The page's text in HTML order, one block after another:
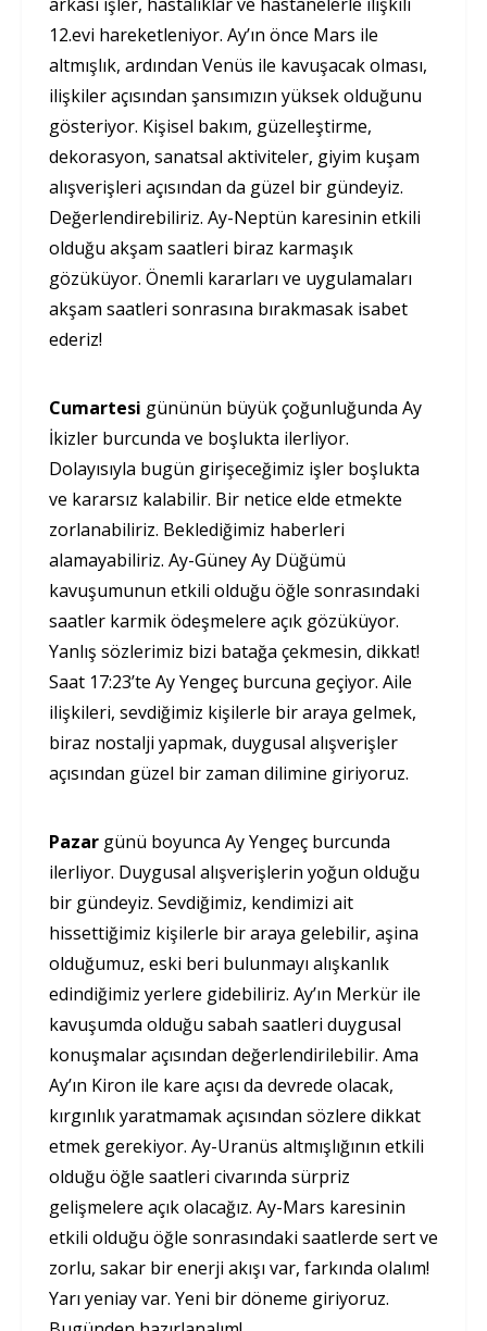
arkası işler, hastalıklar ve hastanelerle ilişkili
12.evi hareketleniyor. Ay’ın önce Mars ile
altmışlık, ardından Venüs ile kavuşacak olması,
ilişkiler açısından şansımızın yüksek olduğunu
gösteriyor. Kişisel bakım, güzelleştirme,
dekorasyon, sanatsal aktiviteler, giyim kuşam
alışverişleri açısından da güzel bir gündeyiz.
Değerlendirebiliriz. Ay-Neptün karesinin etkili
olduğu akşam saatleri biraz karmaşık
gözüküyor. Önemli kararları ve uygulamaları
akşam saatleri sonrasına bırakmasak isabet
ederiz!
Cumartesi gününün büyük çoğunluğunda Ay
İkizler burcunda ve boşlukta ilerliyor.
Dolayısıyla bugün girişeceğimiz işler boşlukta
ve kararsız kalabilir. Bir netice elde etmekte
zorlanabiliriz. Beklediğimiz haberleri
alamayabiliriz. Ay-Güney Ay Düğümü
kavuşumunun etkili olduğu öğle sonrasındaki
saatler karmik ödeşmelere açık gözüküyor.
Yanlış sözlerimiz bizi batağa çekmesin, dikkat!
Saat 17:23’te Ay Yengeç burcuna geçiyor. Aile
ilişkileri, sevdiğimiz kişilerle bir araya gelmek,
biraz nostalji yapmak, duygusal alışverişler
açısından güzel bir zaman dilimine giriyoruz.
Pazar günü boyunca Ay Yengeç burcunda
ilerliyor. Duygusal alışverişlerin yoğun olduğu
bir gündeyiz. Sevdiğimiz, kendimizi ait
hissettiğimiz kişilerle bir araya gelebilir, aşina
olduğumuz, eski beri bulunmayı alışkanlık
edindiğimiz yerlere gidebiliriz. Ay’ın Merkür ile
kavuşumda olduğu sabah saatleri duygusal
konuşmalar açısından değerlendirilebilir. Ama
Ay’ın Kiron ile kare açısı da devrede olacak,
kırgınlık yaratmamak açısından sözlere dikkat
etmek gerekiyor. Ay-Uranüs altmışlığının etkili
olduğu öğle saatleri civarında sürpriz
gelişmelere açık olacağız. Ay-Mars karesinin
etkili olduğu öğle sonrasındaki saatlerde sert ve
zorlu, sakar bir enerji akışı var, farkında olalım!
Yarı yeniay var. Yeni bir döneme giriyoruz.